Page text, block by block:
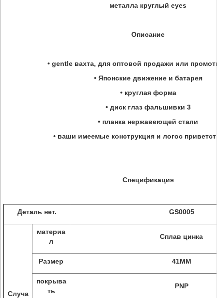
металла круглый eyes
Описание
• gentle вахта, для оптовой продажи или
• Японские движение и батарея
• круглая форма
• диск глаз фальшивки 3
• планка нержавеющей стали
• ваши имеемые конструкция и логос
Спецификация
Деталь нет. GS0005
Случа
материа
л
Сплав цинка
Размер 41MM
покрыва
ть
PNP